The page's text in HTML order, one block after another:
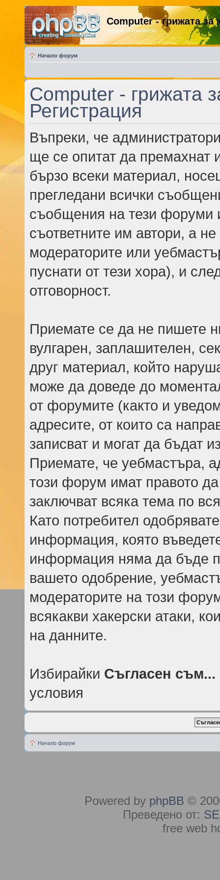
Computer - грижата
Форум за компютри
Начало форум
Computer - грижата
Регистрация
Въпреки, че
ще се опитат да премахнат
бързо всеки материал,
прегледани всички
съобщения на тези форуми
съответните им автори, а
модераторите или
пуснати от тези хора), и
отговорност.
Приемате се да не пишете
вулгарен, заплашителен,
друг материал, който
може да доведе до
от форумите (както и
адресите, от които са
записват и могат да бъдат
Приемате, че уебмастъра,
този форум имат правото
заключват всяка тема по
Като потребител
информация, която
информация няма да бъде
вашето одобрение,
модераторите на този
всякакви хакерски атаки,
на данните.
Избирайки Съгласен съм...
условия
Начало форум
Powered by phpBB ©
Преведено от:
free web